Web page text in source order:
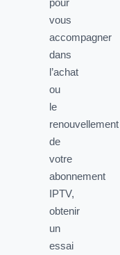
pour
vous
accompagner
dans
l’achat
ou
le
renouvellement
de
votre
abonnement
IPTV,
obtenir
un
essai